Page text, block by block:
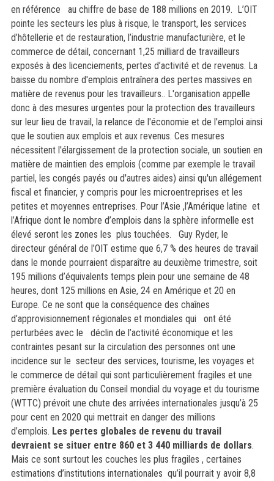
en référence
au chiffre de base de 188 millions en 2019. L’OIT
pointe les secteurs les plus à risque, le transport, les services
d’hôtellerie et de restauration, l’industrie manufacturière, et le
commerce de détail, concernant 1,25 milliard de travailleurs
exposés à des licenciements, pertes d’activité et de revenus. La
baisse du nombre d'emplois entraînera des pertes massives en
matière de revenus pour les travailleurs.. L'organisation appelle
donc à des mesures urgentes pour la protection des travailleurs
sur leur lieu de travail, la relance de l'économie et de l'emploi ainsi
que le soutien aux emplois et aux revenus. Ces mesures
nécessitent l'élargissement de la protection sociale, un soutien en
matière de maintien des emplois (comme par exemple le travail
partiel, les congés payés ou d'autres aides) ainsi qu'un allégement
fiscal et financier, y compris pour les microentreprises et les
petites et moyennes entreprises. Pour l’Asie ,l’Amérique latine et
l’Afrique dont le nombre d’emplois dans la sphère informelle est
élevé seront les zones les plus touchées. Guy Ryder, le
directeur général de l’OIT estime que 6,7 % des heures de travail
dans le monde pourraient disparaître au deuxième trimestre, soit
195 millions d’équivalents temps plein pour une semaine de 48
heures, dont 125 millions en Asie, 24 en Amérique et 20 en
Europe. Ce ne sont que la conséquence des chaînes
d’approvisionnement régionales et mondiales qui ont été
perturbées avec le déclin de l’activité économique et les
contraintes pesant sur la circulation des personnes ont une
incidence sur le secteur des services, tourisme, les voyages et
le commerce de détail qui sont particulièrement fragiles et une
première évaluation du Conseil mondial du voyage et du tourisme
(WTTC) prévoit une chute des arrivées internationales jusqu’à 25
pour cent en 2020 qui mettrait en danger des millions
d’emplois. Les pertes globales de revenu du travail
devraient se situer entre 860 et 3 440 milliards de dollars.
Mais ce sont surtout les couches les plus fragiles , certaines
estimations d’institutions internationales qu’il pourrait y avoir 8,8